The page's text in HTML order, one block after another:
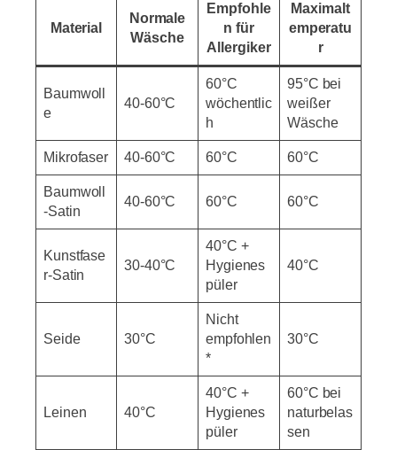
Material
Normale
Wäsche
Empfohle
n für
Allergiker
Maximalt
emperatu
r
Baumwoll
e
40-60°C
60°C
wöchentlic
h
95°C bei
weißer
Wäsche
Mikrofaser 40-60°C 60°C 60°C
Baumwoll
-Satin
40-60°C 60°C 60°C
Kunstfase
r-Satin
30-40°C
40°C +
Hygienes
püler
40°C
Seide 30°C
Nicht
empfohlen
*
30°C
Leinen 40°C
40°C +
Hygienes
püler
60°C bei
naturbelas
sen